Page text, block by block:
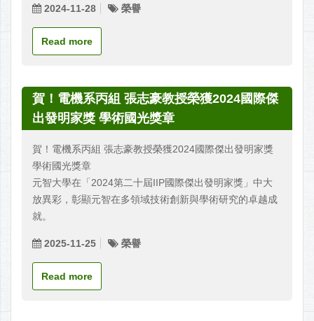
2024-11-28 榮譽
Read more
賀！電機系丙組 張志豪教授榮獲2024國際傑
出發明家獎 學術國光獎章
賀！電機系丙組 張志豪教授榮獲2024國際傑出發明家獎
學術國光獎章
元智大學在「2024第二十屆IIP國際傑出發明家獎」中大
放異彩，彰顯元智在多領域技術創新與學術研究的卓越成
就。
2025-11-25 榮譽
Read more